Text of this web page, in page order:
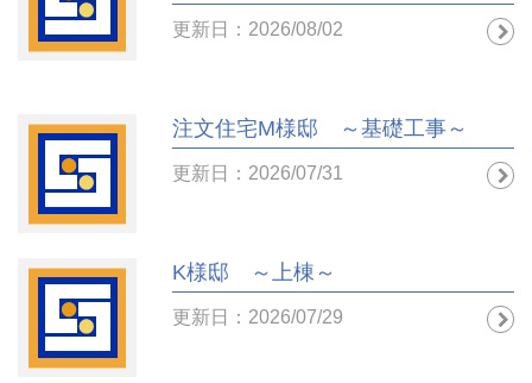
更新日：2026/08/02
注文住宅M様邸 ～基礎工事～
更新日：2026/07/31
K様邸 ～上棟～
更新日：2026/07/29